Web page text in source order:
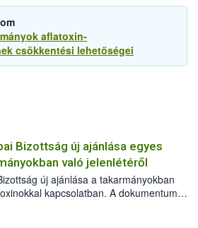
aflatoxin-
csökkentési lehetőségei
Bizottság új ajánlása egyes
való jelenlétéről
új ajánlása a takarmányokban
kapcsolatban. A dokumentum
írja elő, és a jelenleg
helyébe lép.